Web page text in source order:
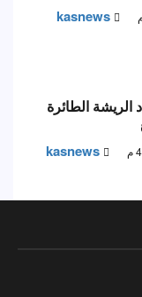
kasnews
الريشة الطائرة
kasnews